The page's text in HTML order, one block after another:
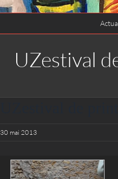
UZestival
30 mai 2013